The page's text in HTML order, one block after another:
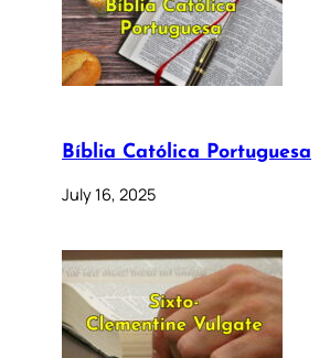
Bíblia Católica Portuguesa
July 16, 2025